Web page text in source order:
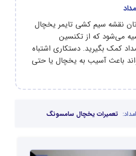
نقشه سیم‌ کشی تایمر یخچال
می‌شود که از تکنسین
کمک بگیرید. دستکاری اشتباه
باعث آسیب به یخچال یا حتی
تعمیرات یخچال سامسونگ